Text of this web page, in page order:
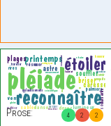
4 2 2
Prose: